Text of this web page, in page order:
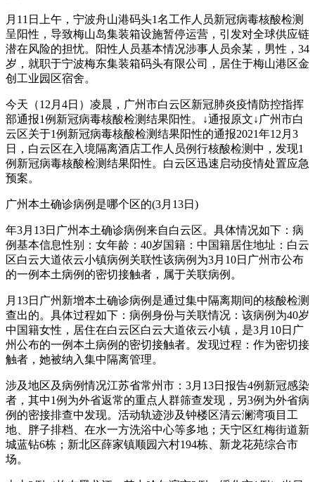
月11日上午，宁波舟山港码头1名工作人员新冠病毒核酸检测
呈阳性，导致梅山岛集装箱设施暂停运营，引发对全球供应链
潜在风险的担忧。阳性人员基本情况涉事人员余某，男性，34
岁，就职于宁波梅东集装箱码头有限公司，居住于梅山港区金
创工业园区宿舍。
今天（12月4日）凌晨，广州市白云区新冠肺炎疫情防控指挥
部通报1例新冠病毒核酸检测结果阳性。↓通报原文↓广州市白
云区关于1例新冠病毒核酸检测结果阳性的通报2021年12月3
日，白云区在入境隔离酒店工作人员例行核酸检测中，发现1
例新冠病毒核酸检测结果阳性。白云区迅速启动疫情处置应急
预案。
广州本土确诊病例是哪个区的(3月13日)
年3月13日广州本土确诊病例来自白云区。具体情况如下：病
例基本信息性别：女年龄：40岁国籍：中国籍居住地址：白云
区白云大道依云小镇病例关联性该病例为3月10日广州市公布
的一例本土病例的密切接触者，属于关联病例。
月13日广州新增本土确诊病例是通过集中隔离期间的核酸检测
查出的。具体过程如下：病例身份与关联情况：该病例为40岁
中国籍女性，居住在白云区白云大道依云小镇，是3月10日广
州公布的一例本土病例的密切接触者。发现过程：作为密切接
触者，她被纳入集中隔离管理。
涉及地区及病例情况江苏省常州市：3月13日报告4例新冠感染
者，其中1例为外省返常的重点人群筛查发现，另3例为外省病
例的密接排查中发现。活动轨迹涉及钟楼区清云澜湾项目工
地、胖子排档、在水一方洗浴中心等多地；天宁区红梅街道新
城蓝钻6栋；新北区薛家镇顺园六村194栋、新龙花苑综合市
场。